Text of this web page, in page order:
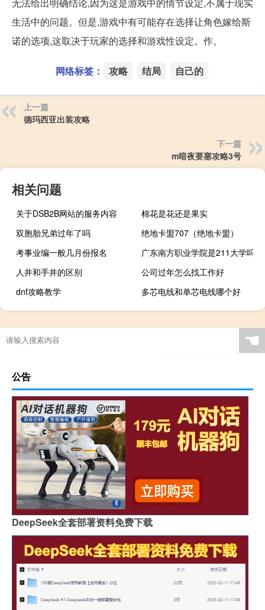
无法给出明确结论,因为这是游戏中的情节设定,不属于现实
生活中的问题。但是,游戏中有可能存在选择让角色嫁给斯
诺的选项,这取决于玩家的选择和游戏性设定。作。
网络标签： 攻略 结局 自己的
上一篇
德玛西亚出装攻略
下一篇
m暗夜要塞攻略3号
相关问题
关于DSB2B网站的服务内容
棉花是花还是果实
双胞胎兄弟过年了吗
绝地卡盟707（绝地卡盟）
考事业编一般几月份报名
广东南方职业学院是211大学吗
人井和手井的区别
公司过年怎么找工作好
dnf攻略教学
多芯电线和单芯电线哪个好
橙光游戏娶妻纳妾攻略
☚
公告
DeepSeek全套部署资料免费下载